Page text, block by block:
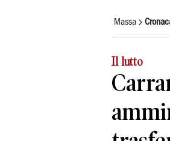
Massa
Il lutto